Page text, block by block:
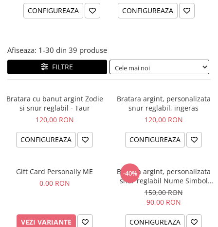
CONFIGUREAZA CONFIGUREAZA
Afiseaza: 1-30 din 39 produse
FILTRE
Bratara cu banut argint Zodie
si snur reglabil - Taur
120,00 RON
CONFIGUREAZA
Bratara argint, personalizata
snur reglabil, ingeras
120,00 RON
CONFIGUREAZA
Gift Card Personally ME
0,00 RON
VEZI VARIANTE
-40%
Bratara argint, personalizata
snur reglabil Nume Simbol
bebelus
150,00 RON
90,00 RON
CONFIGUREAZA